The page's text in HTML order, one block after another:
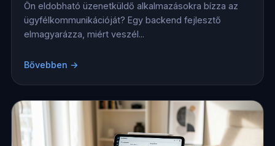
Ön eldobható üzenetküldő alkalmazásokra bízza az
ügyfélkommunikációját? Egy backend fejlesztő
elmagyarázza, miért veszél...
Bővebben →